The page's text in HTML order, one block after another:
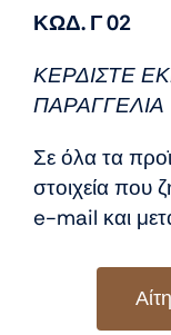
ΚΩΔ. Γ 02
ΚΕΡΔΙΣΤΕ
ΠΑΡΑΓΓΕΛΙΑ
Σε όλα τα
στοιχεία που
e-mail και